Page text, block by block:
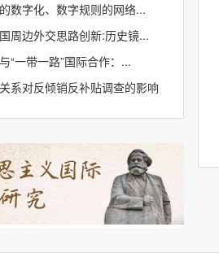
数字化、数字规则的网络...
周边外交思路创新:历史镜...
“一带一路”国际合作：...
系对反倾销反补贴调查的影响